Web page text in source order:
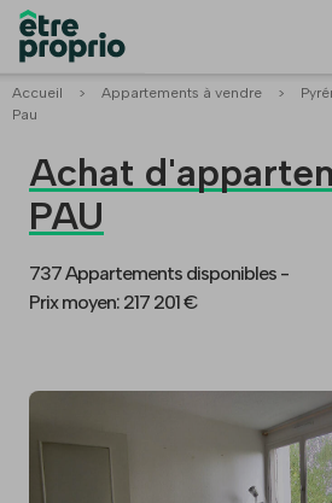
Accueil > Appartements à vendre >
Pau
Achat
PAU
737 Appartements disponibles -
Prix moyen: 217 201 €